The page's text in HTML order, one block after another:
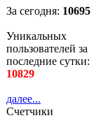
За сегодня: 10695
Уникальных
пользователей за
последние сутки:
10829
далее...
Счетчики